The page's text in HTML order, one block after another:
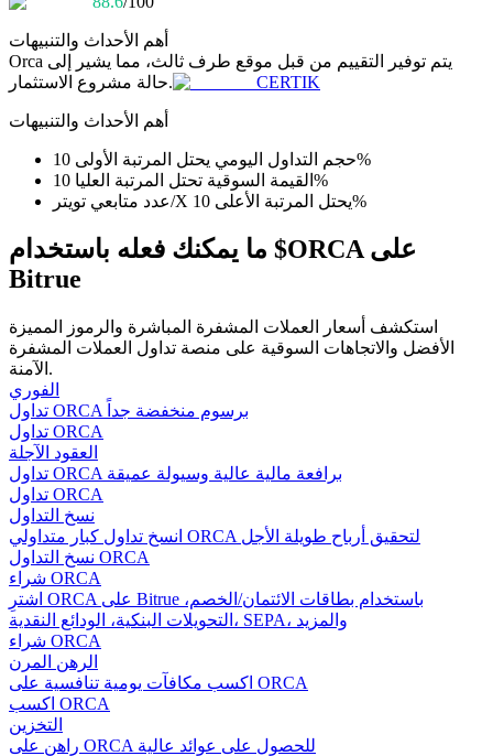
معلومة
تحليل البيانات الضخمة بما في ذلك المعلومات التجارية، وما
مرشد
دليل المبتدئين للعقود الآجلة
استراتيجيات التداول
تعلم كيفية البقاء مربحة
أهم الأحداث والتنبيهات
Orca يتم توفير التقييم من قبل موقع طرف ثالث، مما يشير إلى
حالة مشروع الاستثمار.
CERTIK
أهم الأحداث والتنبيهات
حجم التداول اليومي يحتل المرتبة الأولى 10%
القيمة السوقية تحتل المرتبة العليا 10%
عدد متابعي تويتر/X يحتل المرتبة الأعلى 10%
ما يمكنك فعله باستخدام $ORCA على
Bitrue
استكشف أسعار العملات المشفرة المباشرة والرموز المميزة
الأفضل والاتجاهات السوقية على منصة تداول العملات المشفرة
الآمنة.
الفوري
تداول ORCA برسوم منخفضة جداً
تداول ORCA
العقود الآجلة
تداول ORCA برافعة مالية عالية وسيولة عميقة
تداول ORCA
نسخ التداول
انسخ تداول كبار متداولي ORCA لتحقيق أرباح طويلة الأجل
نسخ التداول ORCA
شراء ORCA
اشترِ ORCA على Bitrue باستخدام بطاقات الائتمان/الخصم،
التحويلات البنكية، الودائع النقدية، SEPA، والمزيد
شراء ORCA
الرهن المرن
اكسب مكافآت يومية تنافسية على ORCA
اكسب ORCA
التخزين
راهن على ORCA للحصول على عوائد عالية